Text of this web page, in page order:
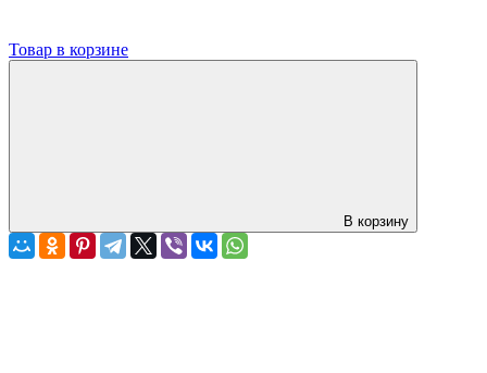
Товар в корзине
В корзину